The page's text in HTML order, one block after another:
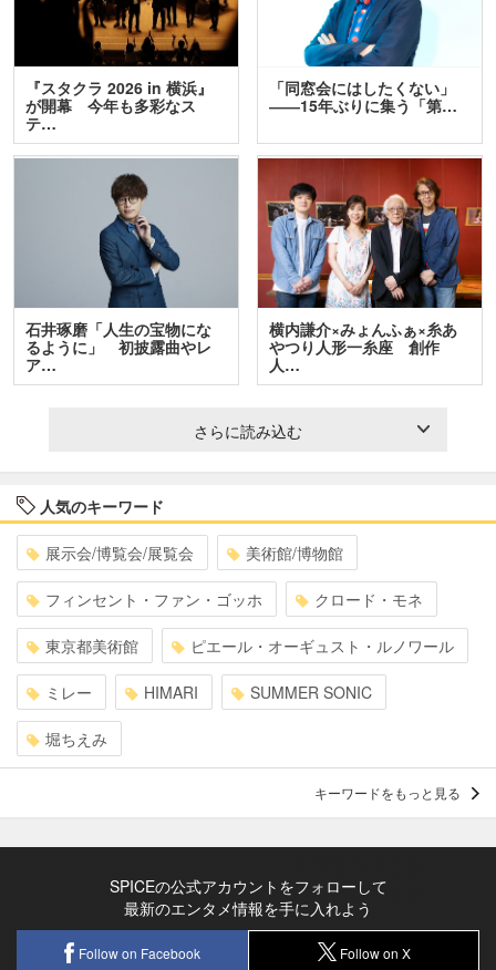
『スタクラ 2026 in 横浜』
が開幕 今年も多彩なス
テ…
「同窓会にはしたくない」
――15年ぶりに集う「第…
石井琢磨「人生の宝物にな
るように」 初披露曲やレ
ア…
横内謙介×みょんふぁ×糸あ
やつり人形一糸座 創作
人…
さらに読み込む
人気のキーワード
展示会/博覧会/展覧会 美術館/博物館
フィンセント・ファン・ゴッホ クロード・モネ
東京都美術館 ピエール・オーギュスト・ルノワール
ミレー HIMARI SUMMER SONIC
堀ちえみ
キーワードをもっと見る
SPICEの公式アカウントをフォローして
最新のエンタメ情報を手に入れよう
Follow on Facebook Follow on X